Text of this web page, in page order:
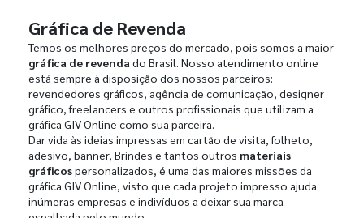
Gráfica de Revenda
Temos os melhores preços do mercado, pois somos a maior
gráfica de revenda do Brasil. Nosso atendimento online
está sempre à disposição dos nossos parceiros:
revendedores gráficos, agência de comunicação, designer
gráfico, freelancers e outros profissionais que utilizam a
gráfica GIV Online como sua parceira.
Dar vida às ideias impressas em cartão de visita, folheto,
adesivo, banner, Brindes e tantos outros materiais
gráficospersonalizados, é uma das maiores missões da
gráfica GIV Online, visto que cada projeto impresso ajuda
inúmeras empresas e indivíduos a deixar sua marca